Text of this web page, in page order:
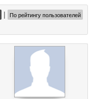
| По рейтингу пользователей